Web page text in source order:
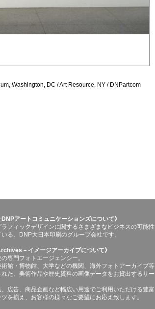
Washington, DC / Art Resource, NY / DNPartcom
DNPアートコミュニケーションズについて》
ラフィックデザインに関するさまざまなビジネスの可能性
る、DNP大日本印刷のグループ会社です。
－イメージアーカイブについて》
専門フォトエージェンシー。
術館・博物館、大学などの機関、海外フォトアーカイブ等
た、美術作品や歴史資料の画像データをお貸出するサー
広告、商品企画など幅広い用途でご利用いただける豊富
を揃え、お客様の様々なご要望にお応え致します。